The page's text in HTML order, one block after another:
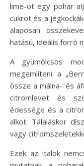
lime-ot egy pohár
cukrot és a
alaposan
hatású, ideális forró
A gyümölcsös
megemlíteni a
össze a málna- és
citromlevet és
édessége és a
alkot. Tálaláskor
vagy
Ezek az italok